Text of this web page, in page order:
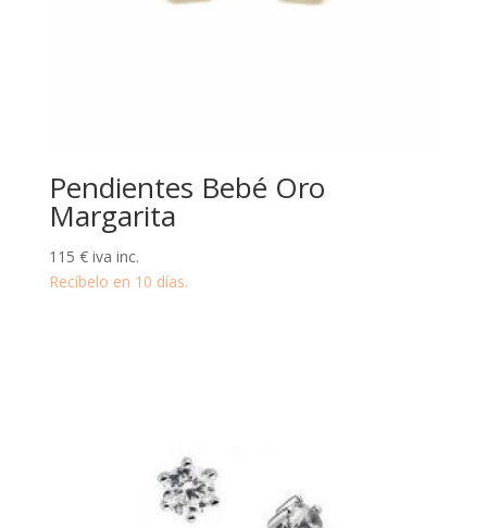
Pendientes Bebé Oro
Margarita
115 € iva inc.
Recíbelo en 10 días.